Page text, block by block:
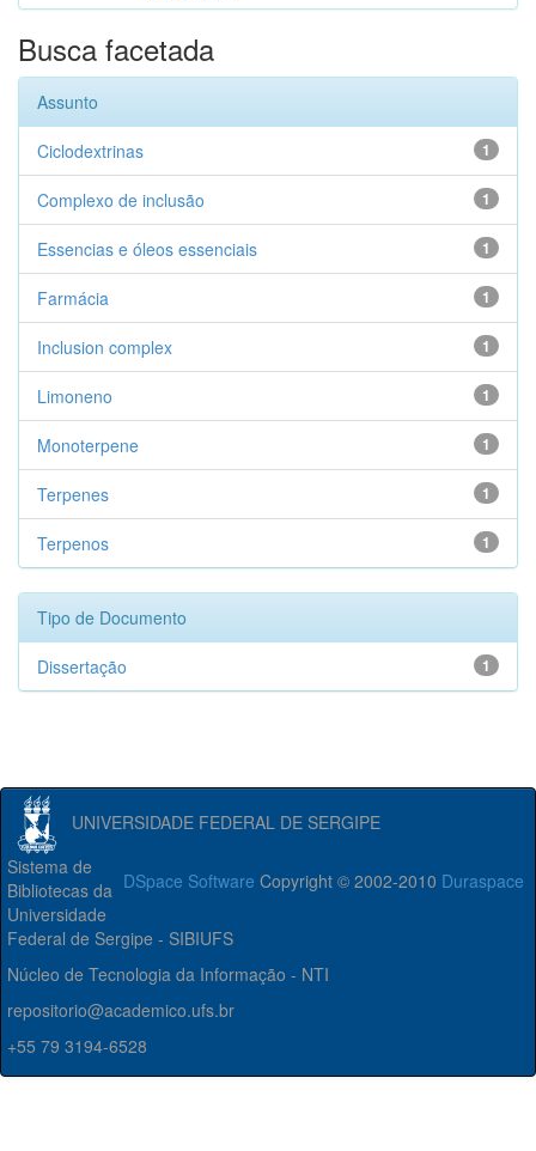
Busca facetada
Assunto
1
Ciclodextrinas
1
Complexo de inclusão
1
Essencias e óleos essenciais
1
Farmácia
1
Inclusion complex
1
Limoneno
1
Monoterpene
1
Terpenes
1
Terpenos
Tipo de Documento
1
Dissertação
UNIVERSIDADE FEDERAL DE SERGIPE
DSpace Software Copyright © 2002-2010 Duraspace
Sistema de
Bibliotecas da
Universidade
Federal de Sergipe - SIBIUFS
Núcleo de Tecnologia da Informação - NTI
repositorio@academico.ufs.br
+55 79 3194-6528